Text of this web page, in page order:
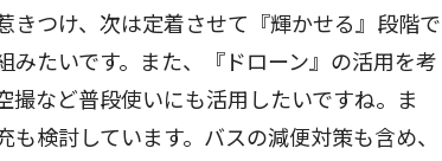
つけ、次は定着させて『輝かせる』段階で
たいです。また、『ドローン』の活用を考
撮など普段使いにも活用したいですね。ま
検討しています。バスの減便対策も含め、